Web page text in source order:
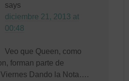
says
diciembre 21, 2013 at
00:48
Veo que Queen, como
forman parte de
Dando la Nota….